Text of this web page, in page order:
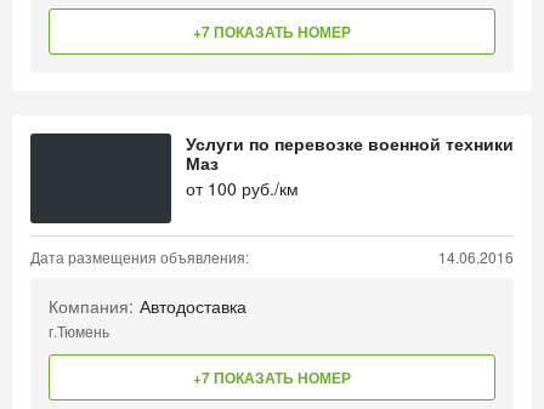
+7 ПОКАЗАТЬ НОМЕР
Услуги по перевозке военной техники
Маз
от 100 руб./км
Дата размещения объявления: 14.06.2016
Компания: Автодоставка
г.Тюмень
+7 ПОКАЗАТЬ НОМЕР